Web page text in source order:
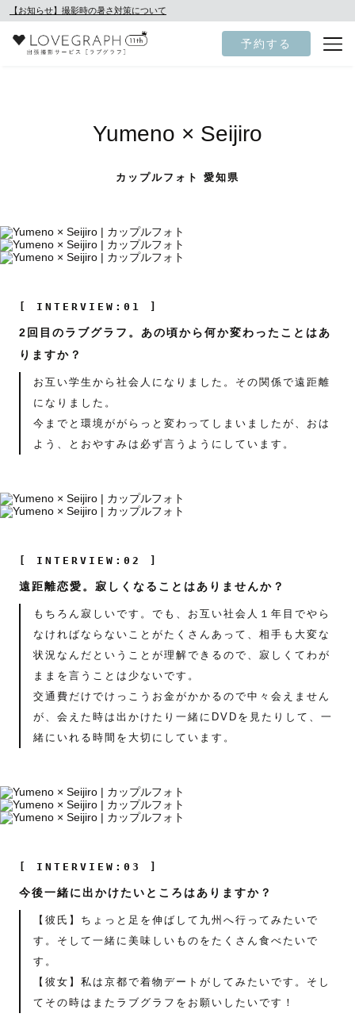
【お知らせ】撮影時の暑さ対策について
予約する
Yumeno × Seijiro
カップルフォト 愛知県
[ INTERVIEW:01 ]
2回目のラブグラフ。あの頃から何か変わったことはあ
りますか？
お互い学生から社会人になりました。その関係で遠距離
になりました。
今までと環境ががらっと変わってしまいましたが、おは
よう、とおやすみは必ず言うようにしています。
[ INTERVIEW:02 ]
遠距離恋愛。寂しくなることはありませんか？
もちろん寂しいです。でも、お互い社会人１年目でやら
なければならないことがたくさんあって、相手も大変な
状況なんだということが理解できるので、寂しくてわが
ままを言うことは少ないです。
交通費だけでけっこうお金がかかるので中々会えません
が、会えた時は出かけたり一緒にDVDを見たりして、一
緒にいれる時間を大切にしています。
[ INTERVIEW:03 ]
今後一緒に出かけたいところはありますか？
【彼氏】ちょっと足を伸ばして九州へ行ってみたいで
す。そして一緒に美味しいものをたくさん食べたいで
す。
【彼女】私は京都で着物デートがしてみたいです。そし
てその時はまたラブグラフをお願いしたいです！